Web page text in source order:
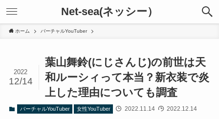
Net-sea(ネッシー）
ホーム バーチャルYouTuber
葉山舞鈴(にじさんじ)の前世は天
和ルーシィって本当？新衣装で炎
上した理由についても調査
2022
12/14
バーチャルYouTuber 女性YouTuber 2022.11.14 2022.12.14